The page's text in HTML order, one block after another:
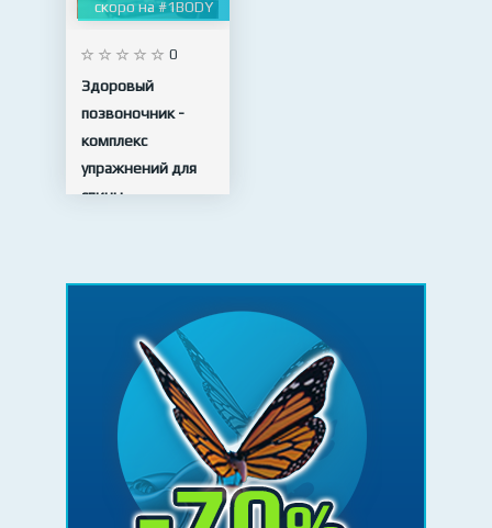
скоро на #1BODY
0
Здоровый
позвоночник -
комплекс
упражнений для
спины